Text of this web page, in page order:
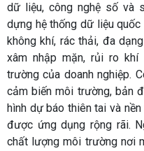
dữ liệu, công nghệ số và
dựng hệ thống dữ liệu
không khí, rác thải, đa
xâm nhập mặn, rủi ro
trường của doanh nghiệp.
cảm biến môi trường, bản
hình dự báo thiên tai và
được ứng dụng rộng rãi.
chất lượng môi trường nơi